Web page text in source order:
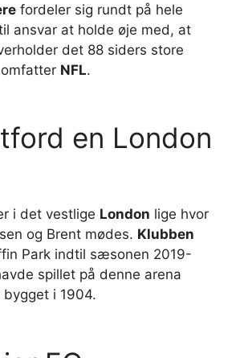
fordeler sig rundt på hele
ansvar at holde øje med, at
det 88 siders store
NFL.
en London
i det vestlige London lige hvor
og Brent mødes. Klubben
Park indtil sæsonen 2019-
spillet på denne arena
i 1904.